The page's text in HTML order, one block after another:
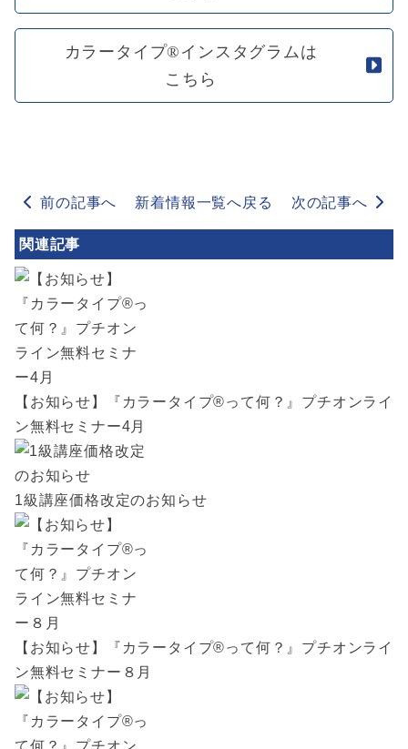
カラータイプ®インスタグラムは
こちら
前の記事へ 新着情報一覧へ戻る 次の記事へ
関連記事
【お知らせ】『カラータイプ®︎って何？』プチオンライ
ン無料セミナー4月
1級講座価格改定のお知らせ
【お知らせ】『カラータイプ®︎って何？』プチオンライ
ン無料セミナー８月